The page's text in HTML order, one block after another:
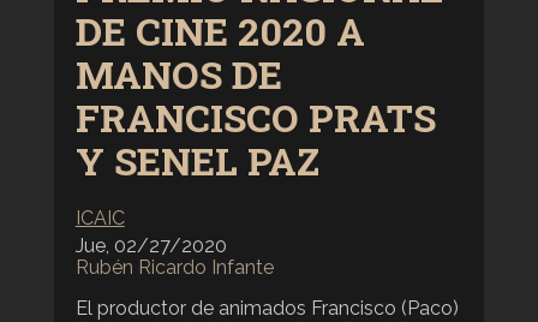
DE CINE 2020 A
MANOS DE
FRANCISCO PRATS
Y SENEL PAZ
ICAIC
Jue, 02/27/2020
Rubén Ricardo Infante
El productor de animados Francisco (Paco)